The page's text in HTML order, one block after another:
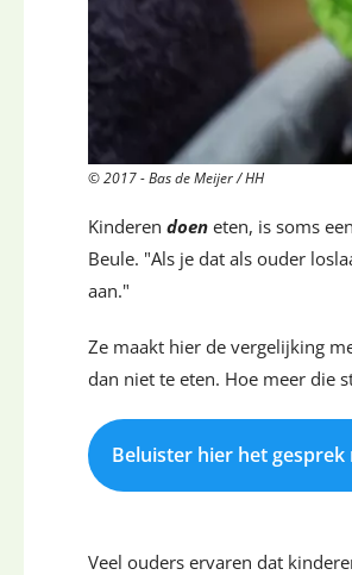
© 2017 - Bas de Meijer / HH
Kinderen doeneten, is soms
Beule. "Als je dat als ouder
aan."
Ze maakt hier de vergelijking
dan niet te eten. Hoe meer die
Beluister hier het gesprek
Veel ouders ervaren dat